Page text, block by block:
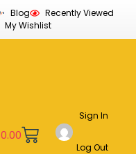
Blog
Recently Viewed
My Wishlist
0.00
Sign In
Log Out